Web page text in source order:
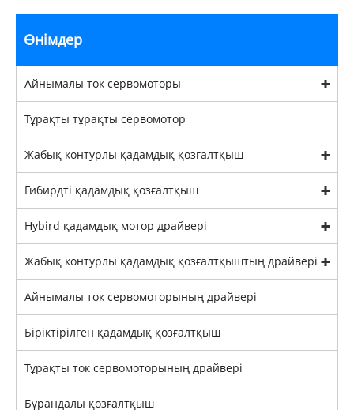
Өнімдер
Айнымалы ток сервомоторы
Тұрақты тұрақты сервомотор
Жабық контурлы қадамдық қозғалтқыш
Гибирдті қадамдық қозғалтқыш
Hybird қадамдық мотор драйвері
Жабық контурлы қадамдық қозғалтқыштың драйвері
Айнымалы ток сервомоторының драйвері
Біріктірілген қадамдық қозғалтқыш
Тұрақты ток сервомоторының драйвері
Бұрандалы қозғалтқыш